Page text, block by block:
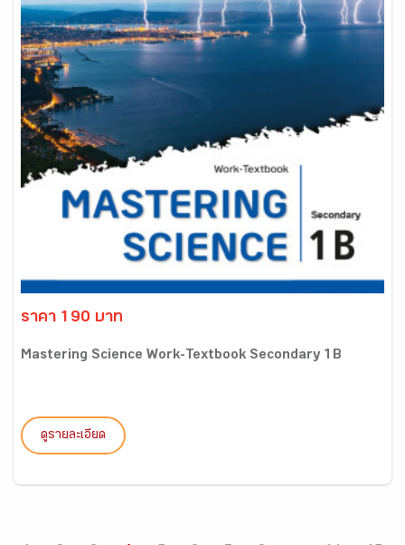
ราคา 190 บาท
Mastering Science Work-Textbook Secondary 1B
ดูรายละเอียด